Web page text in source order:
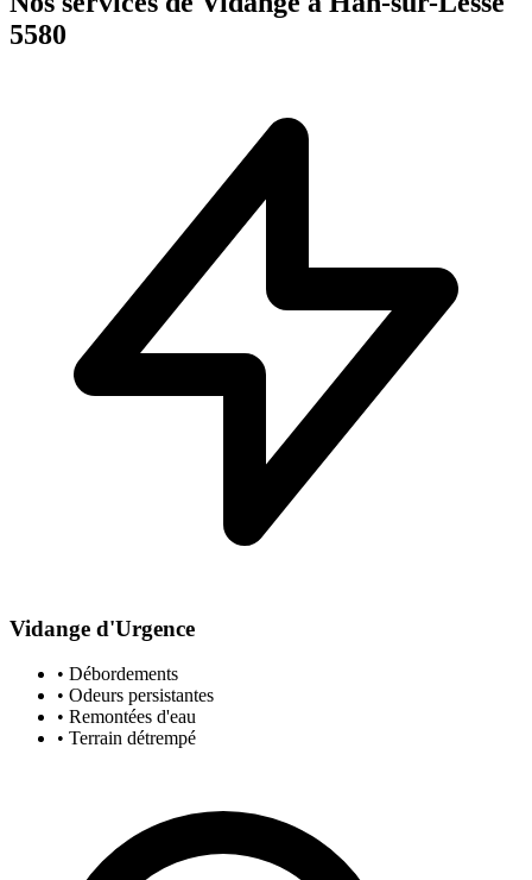
5580
Vidange d'Urgence
• Débordements
• Odeurs persistantes
• Remontées d'eau
• Terrain détrempé